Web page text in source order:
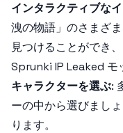
インタラクティブな
洩の物語」のさまざ
見つけることができ
Sprunki IP Leaked モ
キャラクターを選ぶ:
ーの中から選びまし
ります。